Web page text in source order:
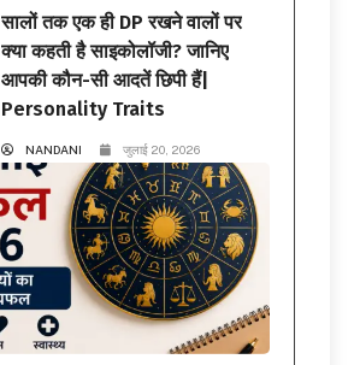
सालों तक एक ही DP रखने वालों पर
क्या कहती है साइकोलॉजी? जानिए
आपकी कौन-सी आदतें छिपी हैं|
Personality Traits
NANDANI जुलाई 20, 2026